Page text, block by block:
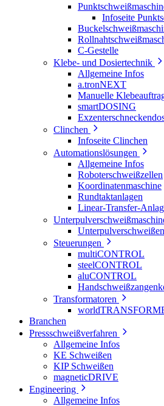
Infoseite
C-Gestelle
Klebe- und Dosiertechnik
Allgemeine Infos
a.tronNEXT
Manuelle
smartDOSING
Clinchen
Infoseite Clinchen
Automationslösungen
Allgemeine Infos
Roboterschweißzellen
Koordinatenmaschine
Rundtaktanlagen
Linear-Transfer-
Unterpulverschweißen
Steuerungen
multiCONTROL
steelCONTROL
aluCONTROL
Transformatoren
Branchen
Pressschweißverfahren
Allgemeine Infos
KE Schweißen
KIP Schweißen
magneticDRIVE
Engineering
Allgemeine Infos